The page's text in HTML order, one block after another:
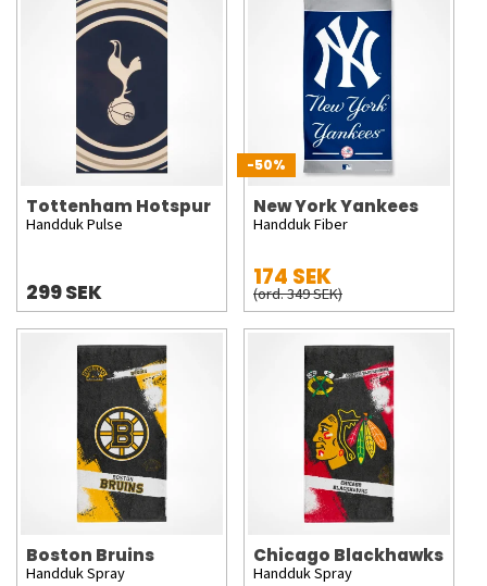
Tottenham Hotspur
Handduk Pulse
299 SEK
-50%
New York Yankees
Handduk Fiber
174 SEK
(ord. 349 SEK)
Boston Bruins
Handduk Spray
Chicago Blackhawks
Handduk Spray